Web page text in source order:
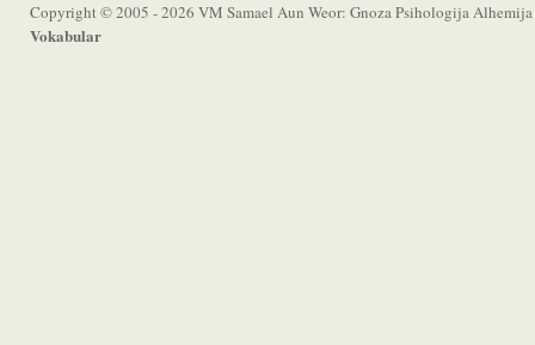
Copyright © 2005 - 2026 VM Samael Aun Weor: Gnoza Psihologija
Vokabular